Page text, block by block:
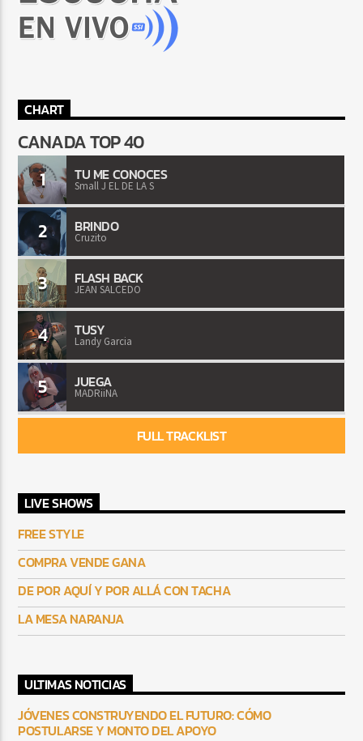
CHART
CANADA TOP 40
1 TU ME CONOCES
Small J EL DE LA S
2 BRINDO
Cruzito
3 FLASH BACK
JEAN SALCEDO
4 TUSY
Landy Garcia
5 JUEGA
MADRiiNA
FULL TRACKLIST
LIVE SHOWS
FREE STYLE
COMPRA VENDE GANA
DE POR AQUÍ Y POR ALLÁ CON TACHA
LA MESA NARANJA
ULTIMAS NOTICIAS
JÓVENES CONSTRUYENDO EL FUTURO: CÓMO
POSTULARSE Y MONTO DEL APOYO